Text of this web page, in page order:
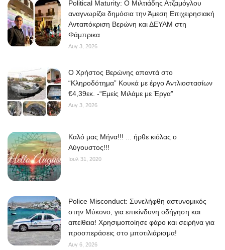
Political Maturity: Ο Μιλτιάδης Ατζαμόγλου
αναγνωρίζει δημόσια την Άμεση Επιχειρησιακή
Ανταπόκριση Βερώνη και ΔΕΥΑΜ στη
Φάμπρικα
Αυγ 3, 2026
O Χρήστος Βερώνης απαντά στο
“Κληροδότημα” Κουκά με έργο Αντλιοστασίων
€4,39εκ. -“Εμείς Μιλάμε με Έργα”
Αυγ 3, 2026
Kαλό μας Μήνα!!! ... ήρθε κιόλας ο
Αύγουστος!!!
Ιουλ 31, 2020
Police Misconduct: Συνελήφθη αστυνομικός
στην Μύκονο, για επικίνδυνη οδήγηση και
απείθεια! Χρησιμοποίησε φάρο και σειρήνα για
προσπεράσεις στο μποτιλιάρισμα!
Αυγ 6, 2026